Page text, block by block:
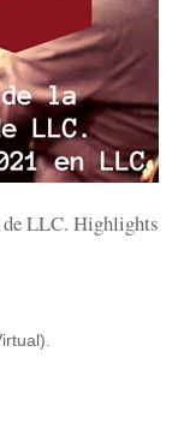
de LLC. Highlights